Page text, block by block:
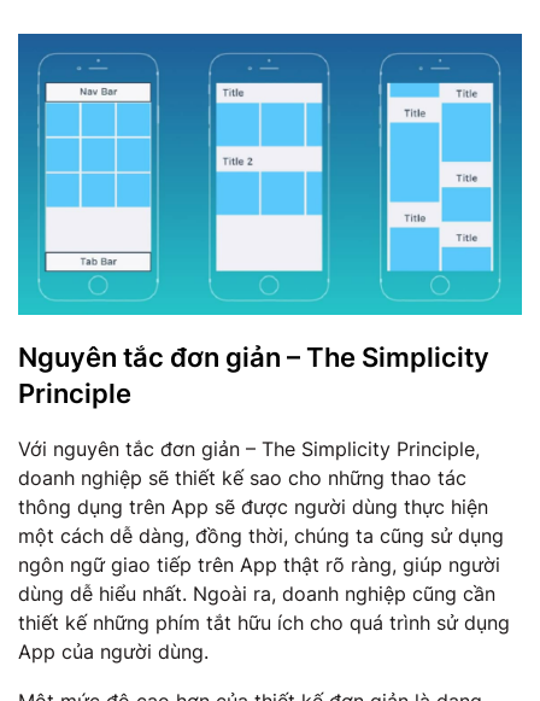
Nguyên tắc đơn giản – The Simplicity
Principle
Với nguyên tắc đơn giản – The Simplicity Principle,
doanh nghiệp sẽ thiết kế sao cho những thao tác
thông dụng trên App sẽ được người dùng thực hiện
một cách dễ dàng, đồng thời, chúng ta cũng sử dụng
ngôn ngữ giao tiếp trên App thật rõ ràng, giúp người
dùng dễ hiểu nhất. Ngoài ra, doanh nghiệp cũng cần
thiết kế những phím tắt hữu ích cho quá trình sử dụng
App của người dùng.